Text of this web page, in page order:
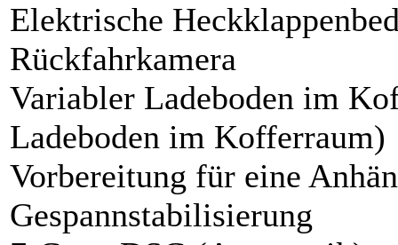
Elektrische
Rückfahrkamera
Variabler Ladeboden im
Ladeboden im Kofferraum)
Vorbereitung für eine
Gespannstabilisierung